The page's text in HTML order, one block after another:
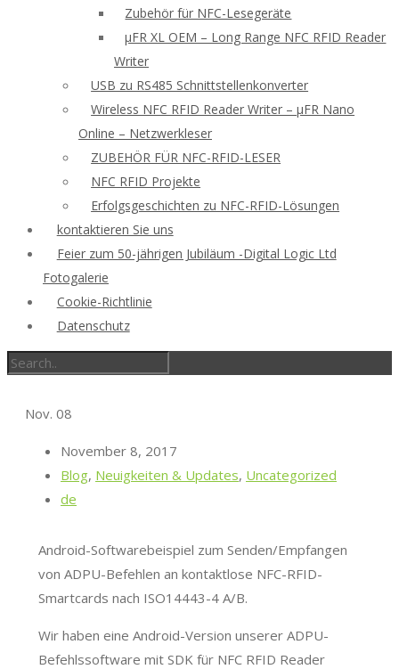
Zubehör für NFC-Lesegeräte
μFR XL OEM – Long Range NFC RFID Reader
Writer
USB zu RS485 Schnittstellenkonverter
Wireless NFC RFID Reader Writer – μFR Nano
Online – Netzwerkleser
ZUBEHÖR FÜR NFC-RFID-LESER
NFC RFID Projekte
Erfolgsgeschichten zu NFC-RFID-Lösungen
kontaktieren Sie uns
Feier zum 50-jährigen Jubiläum -Digital Logic Ltd
Fotogalerie
Cookie-Richtlinie
Datenschutz
Nov. 08
November 8, 2017
Blog, Neuigkeiten & Updates, Uncategorized
de
Android-Softwarebeispiel zum Senden/Empfangen
von ADPU-Befehlen an kontaktlose NFC-RFID-
Smartcards nach ISO14443-4 A/B.
Wir haben eine Android-Version unserer ADPU-
Befehlssoftware mit SDK für NFC RFID Reader